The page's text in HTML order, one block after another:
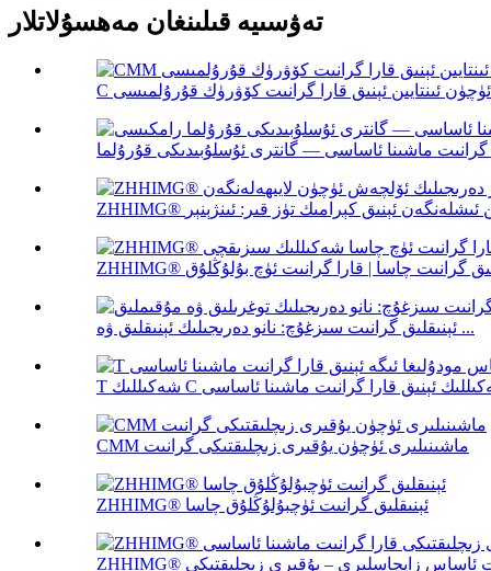
تەۋسىيە قىلىنغان مەھسۇلاتلار
ئېنىقلىق گرانىت سىزغۇچ: نانو دەرىجىلىك ئېنىقلىق ۋە ...
CMM ماشىنىلىرى ئۈچۈن يۇقىرى زىچلىقتىكى گرانىت
ZHHIMG® ئېنىقلىق گرانىت ئۈچبۇلۇڭلۇق چاسا